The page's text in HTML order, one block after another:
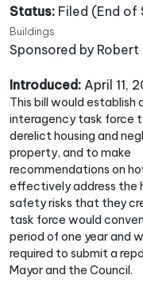
Status: Filed (End of
Buildings
Sponsored by Robert
Introduced: April 11,
This bill would establish
interagency task force
derelict housing and
property, and to make
recommendations on
effectively address the
safety risks that they
task force would
period of one year and
required to submit a
Mayor and the Council.